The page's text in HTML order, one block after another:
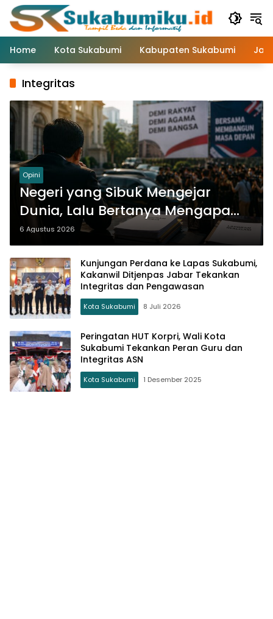
Langsung
konten
Home
Kota Sukabumi Kabupaten Sukabumi
Integritas
Opini
Negeri yang Sibuk Mengejar
Dunia, Lalu Bertanya Mengapa
Kehilangan Berkah
6 Agustus 2026
Kunjungan Perdana ke Lapas Sukabumi,
Kakanwil Ditjenpas Jabar Tekankan
Integritas dan Pengawasan
Kota Sukabumi 8 Juli 2026
Peringatan HUT Korpri, Wali Kota
Sukabumi Tekankan Peran Guru dan
Integritas ASN
Kota Sukabumi 1 Desember 2025